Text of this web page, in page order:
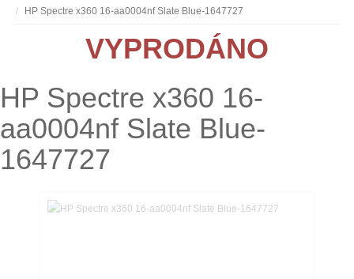
HP Spectre x360 16-aa0004nf Slate Blue-1647727
VYPRODÁNO
HP Spectre x360 16-
aa0004nf Slate Blue-
1647727